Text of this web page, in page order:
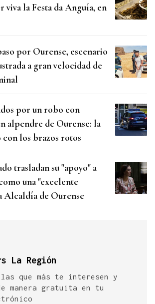
viva la Festa da Anguía, en
por Ourense, escenario
a gran velocidad de
por un robo con
alpendre de Ourense: la
los brazos rotos
trasladan su "apoyo" a
una "excelente
Alcaldía de Ourense
La Región
que más te interesen y
manera gratuita en tu